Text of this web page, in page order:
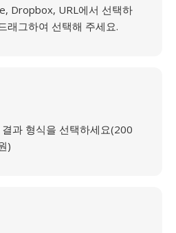
Dropbox, URL에서 선택하
래그하여 선택해 주세요.
과 형식을 선택하세요(200
)